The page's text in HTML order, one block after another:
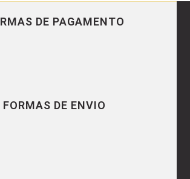
DE PAGAMENTO
FORMAS DE ENVIO